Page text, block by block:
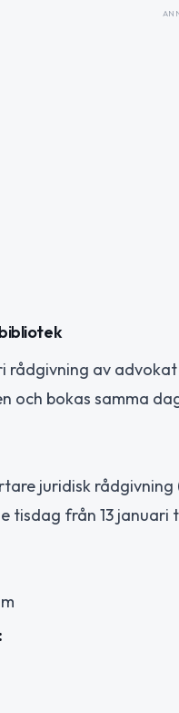
av
och bokas samma
juridisk
från 13 januari